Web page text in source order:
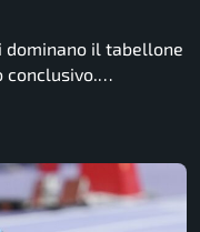
dominano il tabellone
conclusivo.…